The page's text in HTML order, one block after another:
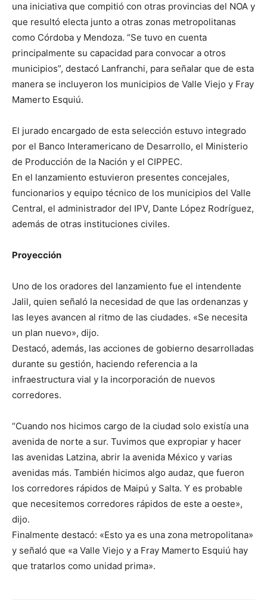
una iniciativa que compitió con otras provincias del NOA y
que resultó electa junto a otras zonas metropolitanas
como Córdoba y Mendoza. “Se tuvo en cuenta
principalmente su capacidad para convocar a otros
municipios”, destacó Lanfranchi, para señalar que de esta
manera se incluyeron los municipios de Valle Viejo y Fray
Mamerto Esquiú.
El jurado encargado de esta selección estuvo integrado
por el Banco Interamericano de Desarrollo, el Ministerio
de Producción de la Nación y el CIPPEC.
En el lanzamiento estuvieron presentes concejales,
funcionarios y equipo técnico de los municipios del Valle
Central, el administrador del IPV, Dante López Rodríguez,
además de otras instituciones civiles.
Proyección
Uno de los oradores del lanzamiento fue el intendente
Jalil, quien señaló la necesidad de que las ordenanzas y
las leyes avancen al ritmo de las ciudades. «Se necesita
un plan nuevo», dijo.
Destacó, además, las acciones de gobierno desarrolladas
durante su gestión, haciendo referencia a la
infraestructura vial y la incorporación de nuevos
corredores.
“Cuando nos hicimos cargo de la ciudad solo existía una
avenida de norte a sur. Tuvimos que expropiar y hacer
las avenidas Latzina, abrir la avenida México y varias
avenidas más. También hicimos algo audaz, que fueron
los corredores rápidos de Maipú y Salta. Y es probable
que necesitemos corredores rápidos de este a oeste»,
dijo.
Finalmente destacó: «Esto ya es una zona metropolitana»
y señaló que «a Valle Viejo y a Fray Mamerto Esquiú hay
que tratarlos como unidad prima».